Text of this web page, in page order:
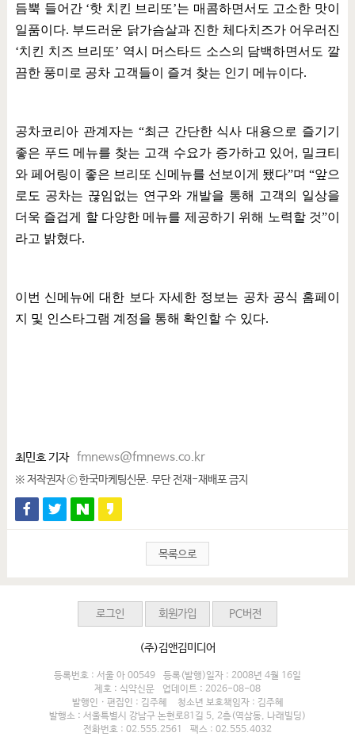
듬뿍 들어간 ‘핫 치킨 브리또’는 매콤하면서도 고소한 맛이
일품이다. 부드러운 닭가슴살과 진한 체다치즈가 어우러진
‘치킨 치즈 브리또’ 역시 머스타드 소스의 담백하면서도 깔
끔한 풍미로 공차 고객들이 즐겨 찾는 인기 메뉴이다.
공차코리아 관계자는 “최근 간단한 식사 대용으로 즐기기
좋은 푸드 메뉴를 찾는 고객 수요가 증가하고 있어 , 밀크티
와 페어링이 좋은 브리또 신메뉴를 선보이게 됐다”며“앞으
로도 공차는 끊임없는 연구와 개발을 통해 고객의 일상을
더욱 즐겁게 할 다양한 메뉴를 제공하기 위해 노력할 것”이
라고 밝혔다.
이번 신메뉴에 대한 보다 자세한 정보는 공차 공식 홈페이
지 및 인스타그램 계정을 통해 확인할 수 있다.
최민호 기자 fmnews@fmnews.co.kr
※ 저작권자 ⓒ 한국마케팅신문. 무단 전재-재배포 금지
목록으로
로그인 회원가입 PC버전
(주)김앤김미디어
등록번호 : 서울 아 00549
등록(발행)일자 : 2008년 4월 16일
제호 : 식약신문
업데이트 : 2026-08-08
발행인 · 편집인 : 김주혜
청소년 보호책임자 : 김주혜
발행소 : 서울특별시 강남구 논현로81길 5, 2층(역삼동, 나래빌딩)
전화번호 : 02.555.2561
팩스 : 02.555.4032